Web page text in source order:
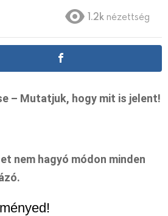
1.2k nézettség
– Mutatjuk, hogy mit is jelent!
nem hagyó módon minden